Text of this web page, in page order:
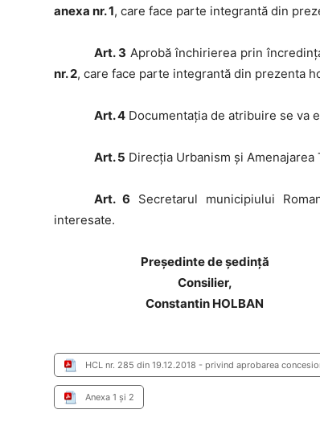
anexa nr. 1, care face parte integrantă din
Art. 3 Aprobă închirierea prin
nr. 2, care face parte integrantă din prezenta
Art. 4 Documentaţia de atribuire se va
Art. 5 Direcţia Urbanism şi
Art. 6 Secretarul municipiului
interesate.
Preşedinte de şedinţă
Consilier,
Constantin HOLBAN
HCL nr. 285 din 19.12.2018 - privind aprobarea
Anexa 1 și 2